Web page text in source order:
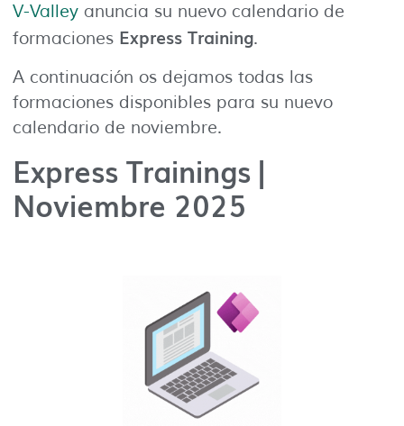
V-Valley anuncia su nuevo calendario de
formaciones Express Training.
A continuación os dejamos todas las
formaciones disponibles para su nuevo
calendario de noviembre.
Express Trainings |
Noviembre 2025